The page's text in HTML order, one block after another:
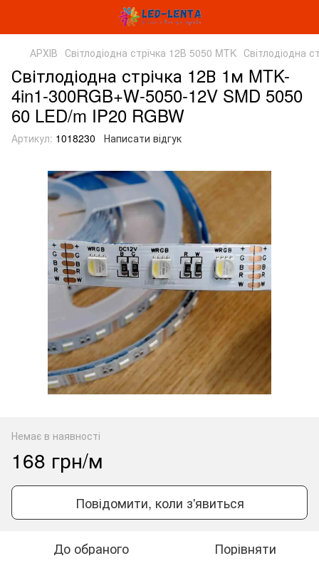
АРХІВ Світлодіодна стрічка 12В 5050 MTK Світлодіодна
Світлодіодна стрічка 12В 1м MTK-
4in1-300RGB+W-5050-12V SMD 5050
60 LED/m IP20 RGBW
Артикул: 1018230 Написати відгук
Немає в наявності
168 грн/м
Повідомити, коли з'явиться
До обраного Порівняти